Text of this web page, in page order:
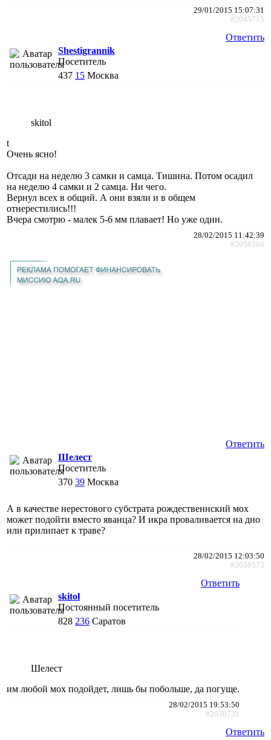
29/01/2015 15:07:31
#2045715
Ответить
Shestigrannik
Посетитель
437 15 Москва
skitol
t
Очень ясно!
Отсади на неделю 3 самки и самца. Тишина. Потом осадил
на неделю 4 самки и 2 самца. Ни чего.
Вернул всех в общий. А они взяли и в общем
отнерестились!!!
Вчера смотрю - малек 5-6 мм плавает! Но уже один.
28/02/2015 11:42:39
#2058566
Ответить
Шелест
Посетитель
370 39 Москва
А в качестве нерестового субстрата рождественнский мох
может подойти вместо яванца? И икра проваливается на дно
или прилипает к траве?
28/02/2015 12:03:50
#2058573
Ответить
skitol
Постоянный посетитель
828 236 Саратов
Шелест
им любой мох подойдет, лишь бы побольше, да погуще.
28/02/2015 19:53:50
#2058731
Ответить